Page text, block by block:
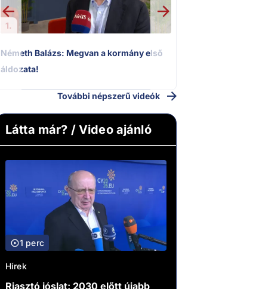
1.
Németh Balázs: Megvan a kormány első
áldozata!
További népszerű videók
Látta már? / Video ajánló
1 perc
Hírek
Riasztó jóslat: 2030 előtt újabb